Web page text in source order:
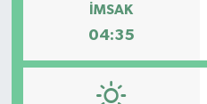
İMSAK
04:35
Yaşam